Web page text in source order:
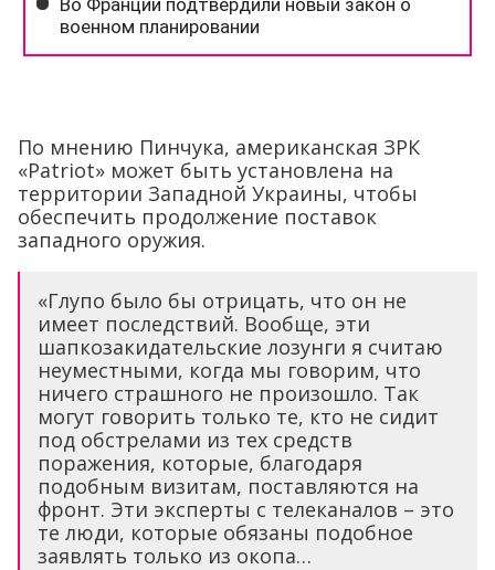
По мнению Пинчука, американская ЗРК
«Patriot» может быть установлена на
территории Западной Украины, чтобы
обеспечить продолжение поставок
западного оружия.
«Глупо было бы отрицать, что он не
имеет последствий. Вообще, эти
шапкозакидательские лозунги я считаю
неуместными, когда мы говорим, что
ничего страшного не произошло. Так
могут говорить только те, кто не сидит
под обстрелами из тех средств
поражения, которые, благодаря
подобным визитам, поставляются на
фронт. Эти эксперты с телеканалов – это
те люди, которые обязаны подобное
заявлять только из окопа…